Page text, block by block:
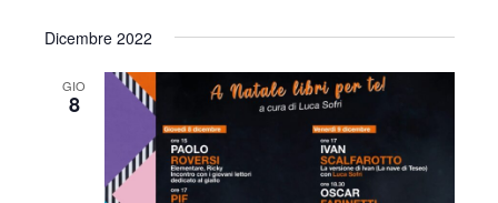
Dicembre 2022
GIO
8